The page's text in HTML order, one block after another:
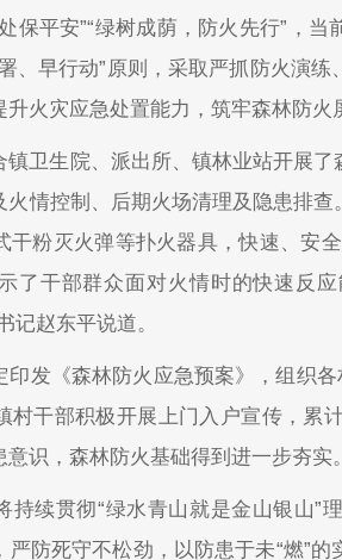
保平安”“绿树成荫，防火先行”，
、早行动”原则，采取严抓防火演
火灾应急处置能力，筑牢森林防火
镇卫生院、派出所、镇林业站开展
火情控制、后期火场清理及隐患排
干粉灭火弹等扑火器具，快速、安
了干部群众面对火情时的快速反
记赵东平说道。
印发《森林防火应急预案》，组织
村干部积极开展上门入户宣传，累
识，森林防火基础得到进一步夯实。
持续贯彻“绿水青山就是金山银山”
防死守不松劲，以防患于未“燃”的